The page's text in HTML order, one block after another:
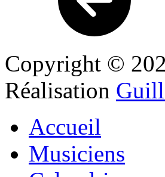
Copyright ©
Réalisation
Accueil
Musiciens